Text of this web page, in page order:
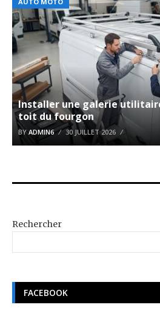
Installer une galerie
toit du fourgon
BY ADMIN6 30 JUILLET 2026
Rechercher
FACEBOOK